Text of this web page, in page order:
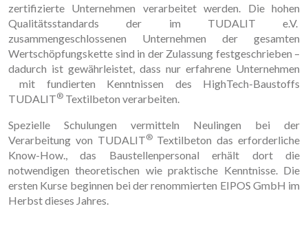
zertifizierte Unternehmen verarbeitet werden. Die hohen
Qualitätsstandards der im TUDALIT e.V.
zusammengeschlossenen Unternehmen der gesamten
Wertschöpfungskette sind in der Zulassung festgeschrieben –
dadurch ist gewährleistet, dass nur erfahrene Unternehmen
mit fundierten Kenntnissen des HighTech-Baustoffs
TUDALIT® Textilbeton verarbeiten.
Spezielle Schulungen vermitteln Neulingen bei der
Verarbeitung von TUDALIT®Textilbeton das erforderliche
Know-How., das Baustellenpersonal erhält dort die
notwendigen theoretischen wie praktische Kenntnisse. Die
ersten Kurse beginnen bei der renommierten EIPOS GmbH im
Herbst dieses Jahres.